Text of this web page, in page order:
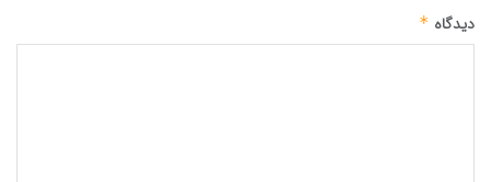
دیدگاه *